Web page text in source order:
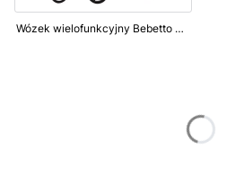
Wózek wielofunkcyjny Bebetto Holland New 05